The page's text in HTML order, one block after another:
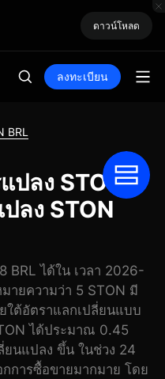
ดาวน์โหลด
ลงทะเบียน
BRL
ปลง STON
ลง STON
BRL ได้ใน เวลา 2026-
ายความว่า 5 STON มี
ต้อัตราแลกเปลี่ยนแบบ
ได้ประมาณ 0.45
ยนแปลง ขึ้น ในช่วง 24
กการซื้อขายมากมาย โดย